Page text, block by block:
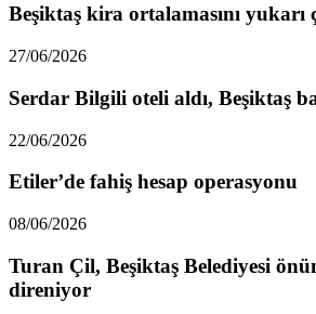
Beşiktaş kira ortalamasını yukarı
27/06/2026
Serdar Bilgili oteli aldı, Beşiktaş
22/06/2026
Etiler’de fahiş hesap operasyonu
08/06/2026
Turan Çil, Beşiktaş Belediyesi
direniyor